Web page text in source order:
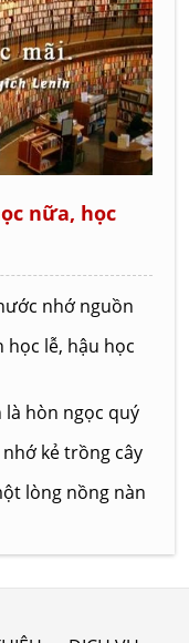
nữa, học
nhớ nguồn
học lễ, hậu học
là hòn ngọc quý
kẻ trồng cây
lòng nồng nàn